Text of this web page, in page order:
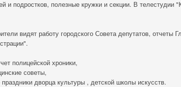
подростков, полезные кружки и секции. В телестудии
видят работу городского Совета депутатов, отчеты
полицейской хроники,
советы,
дворца культуры , детской школы искусств.